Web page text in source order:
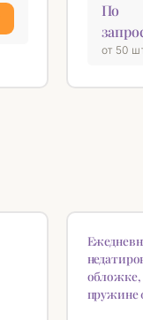
По
от 50
обложке,
пружине